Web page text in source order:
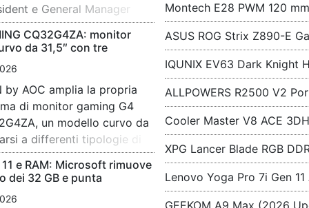
e General Manager
di AMD. L’intervento
sulle tecnologie
artificiale in
possa apparire ampio, […]
CQ32G4ZA: monitor
da 31,5″ con tre
refresh fino a 500 Hz
by AOC amplia la propria
di monitor gaming G4
un modello curvo da
a differenti tipologie di
interessante del nuovo
Rate, che consente di
di risoluzione e
e RAM: Microsoft rimuove
dei 32 GB e punta
per PC da 8 GB
per PC
uno dei
più
di reale
Day […]
Montech E28 PWM 120
ASUS ROG Strix Z890-E
IQUNIX EV63 Dark Knight
ALLPOWERS R2500 V2
Cooler Master V8 ACE
XPG Lancer Blade RGB
Lenovo Yoga Pro 7i Gen